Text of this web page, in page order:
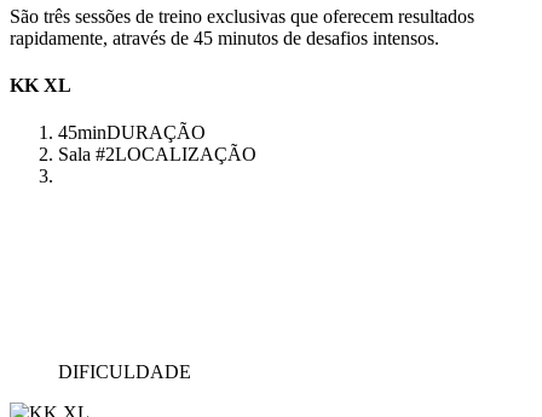
São três sessões de treino exclusivas que oferecem resultados
rapidamente, através de 45 minutos de desafios intensos.
KK XL
45minDURAÇÃO
Sala #2LOCALIZAÇÃO
DIFICULDADE